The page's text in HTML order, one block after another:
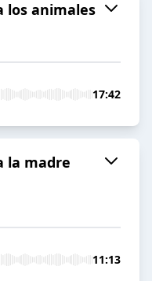
los animales
17:42
la madre
11:13